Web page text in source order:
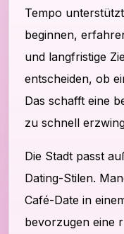
Tempo
beginnen,
und langfristige
entscheiden, ob
Das schafft eine
zu schnell
Die Stadt passt
Dating-Stilen.
Café-Date in
bevorzugen eine